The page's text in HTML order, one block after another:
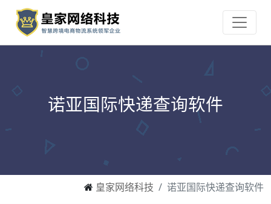
诺亚国际快递查询软件
皇家网络科技 诺亚国际快递查询软件